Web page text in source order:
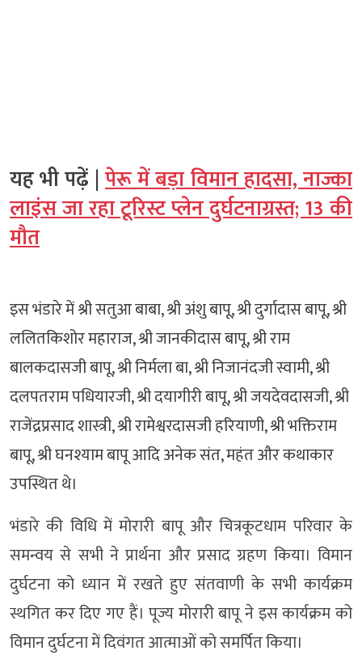
यह भी पढ़ें |पेरू में बड़ा विमान हादसा, नाज्का
लाइंस जा रहा टूरिस्ट प्लेन दुर्घटनाग्रस्त; 13 की
मौत
इस भंडारे में श्री सतुआ बाबा, श्री अंशु बापू, श्री दुर्गादास बापू, श्री
ललितकिशोर महाराज, श्री जानकीदास बापू, श्री राम
बालकदासजी बापू, श्री निर्मला बा, श्री निजानंदजी स्वामी, श्री
दलपतराम पधियारजी, श्री दयागीरी बापू, श्री जयदेवदासजी, श्री
राजेंद्रप्रसाद शास्त्री, श्री रामेश्वरदासजी हरियाणी, श्री भक्तिराम
बापू, श्री घनश्याम बापू आदि अनेक संत, महंत और कथाकार
उपस्थित थे।
भंडारे की विधि में मोरारी बापू और चित्रकूटधाम परिवार के
समन्वय से सभी ने प्रार्थना और प्रसाद ग्रहण किया। विमान
दुर्घटना को ध्यान में रखते हुए संतवाणी के सभी कार्यक्रम
स्थगित कर दिए गए हैं। पूज्य मोरारी बापू ने इस कार्यक्रम को
विमान दुर्घटना में दिवंगत आत्माओं को समर्पित किया।